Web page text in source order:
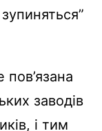
пов’язана
заводів
і тим